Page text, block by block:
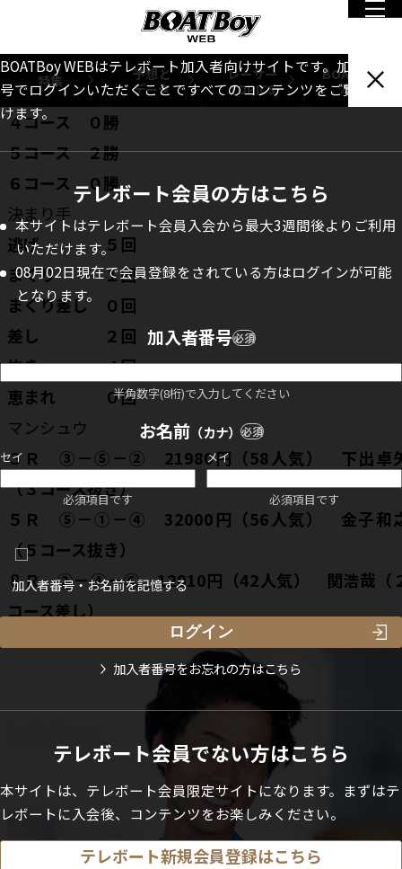
特集
予想と
データ
レーサー
TOPICS
BOATBoy
本誌
BOATBoy WEBはテレボート加入者向けサイトです。加入者番
号でログインいただくことですべてのコンテンツをご覧いただ
けます。
テレボート会員の方はこちら
本サイトはテレボート会員入会から最大3週間後よりご利用
いただけます。
08月02日現在で会員登録をされている方はログインが可能
となります。
加入者番号必須
半角数字(8桁)で入力してください
お名前（カナ） 必須
セイ
必須項目です
メイ
必須項目です
加入者番号・お名前を記憶する
加入者番号をお忘れの方はこちら
テレボート会員でない方はこちら
本サイトは、テレボート会員限定サイトになります。まずはテ
レボートに入会後、コンテンツをお楽しみください。
テレボート新規会員登録はこちら
２コース １勝
３コース ４勝
４コース ０勝
５コース ２勝
６コース ０勝
決まり手
逃げ ５回
まくり １回
まくり差し ０回
差し ２回
抜き ４回
恵まれ ０回
マンシュウ
３Ｒ ③－⑤－② 21980円（58人気） 下出卓
（３コース抜き）
５Ｒ ⑤－①－④ 32000円（56人気） 金子和
（５コース抜き）
８Ｒ ②－④－⑥ 12010円（42人気） 関浩哉（
コース差し）